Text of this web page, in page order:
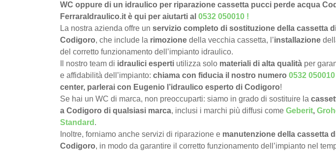
WC oppure di un idraulico per riparazione cassetta pucci perde acqua
FerraraIdraulico.it è qui per aiutarti al 0532 050010 !
La nostra azienda offre un servizio completo di sostituzione della cassetta
Codigoro, che include la rimozione della vecchia cassetta, l’installazione
del corretto funzionamento dell’impianto idraulico.
Il nostro team di idraulici esperti utilizza solo materiali di alta qualità per
e affidabilità dell’impianto: chiama con fiducia il nostro numero 0532 050010
center, parlerai con Eugenio l’idraulico esperto di Codigoro!
Se hai un WC di marca, non preoccuparti: siamo in grado di sostituire la
a Codigoro di qualsiasi marca, inclusi i marchi più diffusi come Geberit,
Standard .
Inoltre, forniamo anche servizi di riparazione e manutenzione della cassetta
Codigoro, in modo da garantire il corretto funzionamento dell’impianto nel